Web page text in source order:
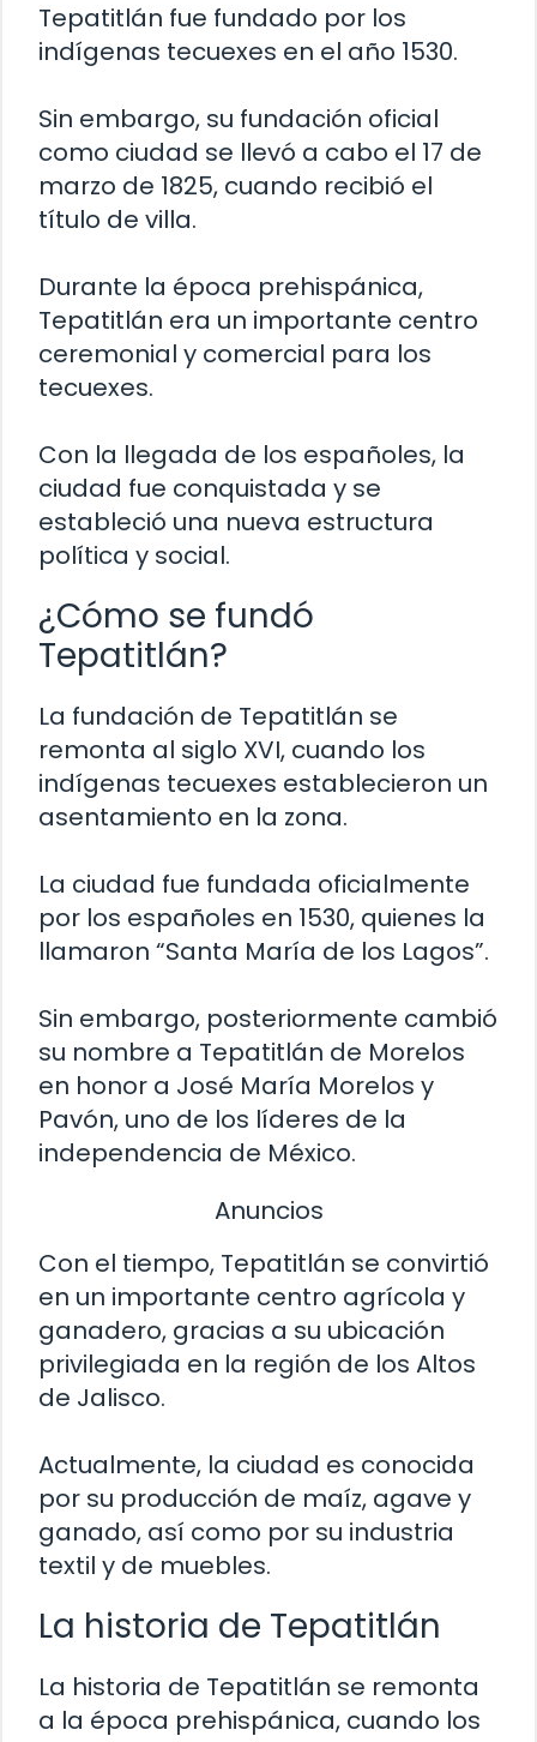
Tepatitlán fue fundado por los
indígenas tecuexes en el año 1530.
Sin embargo, su fundación oficial
como ciudad se llevó a cabo el 17 de
marzo de 1825, cuando recibió el
título de villa.
Durante la época prehispánica,
Tepatitlán era un importante centro
ceremonial y comercial para los
tecuexes.
Con la llegada de los españoles, la
ciudad fue conquistada y se
estableció una nueva estructura
política y social.
¿Cómo se fundó
Tepatitlán?
La fundación de Tepatitlán se
remonta al siglo XVI, cuando los
indígenas tecuexes establecieron un
asentamiento en la zona.
La ciudad fue fundada oficialmente
por los españoles en 1530, quienes la
llamaron “Santa María de los Lagos”.
Sin embargo, posteriormente cambió
su nombre a Tepatitlán de Morelos
en honor a José María Morelos y
Pavón, uno de los líderes de la
independencia de México.
Anuncios
Con el tiempo, Tepatitlán se convirtió
en un importante centro agrícola y
ganadero, gracias a su ubicación
privilegiada en la región de los Altos
de Jalisco.
Actualmente, la ciudad es conocida
por su producción de maíz, agave y
ganado, así como por su industria
textil y de muebles.
La historia de Tepatitlán
La historia de Tepatitlán se remonta
a la época prehispánica, cuando los